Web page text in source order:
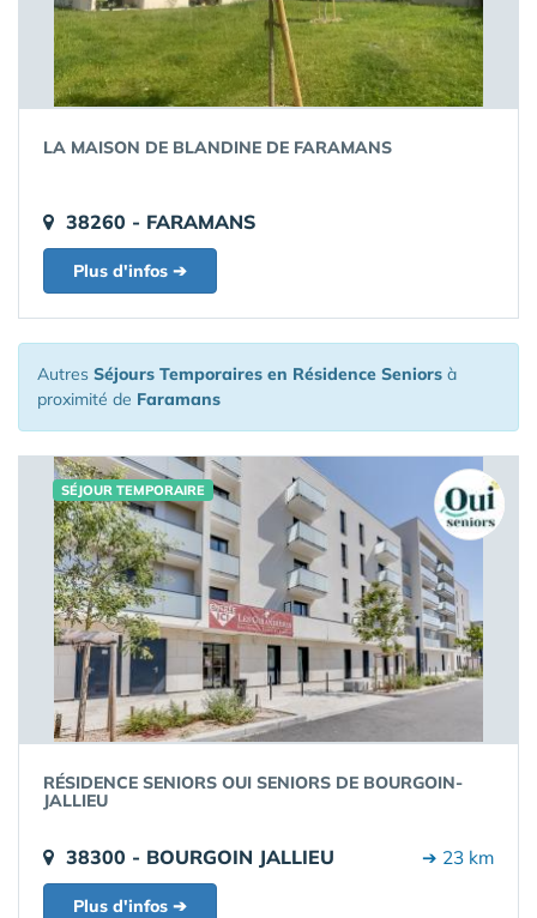
LA MAISON DE BLANDINE DE FARAMANS
38260 - FARAMANS
Plus d'infos ➔
Autres Séjours Temporaires en Résidence Seniors à
proximité de Faramans
SÉJOUR TEMPORAIRE
RÉSIDENCE SENIORS OUI SENIORS DE BOURGOIN-
JALLIEU
38300 - BOURGOIN JALLIEU ➔ 23 km
Plus d'infos ➔